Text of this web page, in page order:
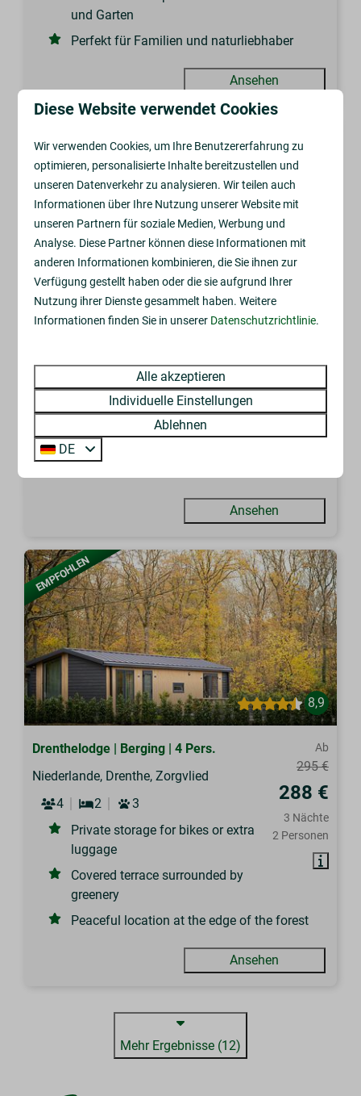
und Garten
Perfekt für Familien und naturliebhaber
Ansehen
EMPFOHLEN
Ab
3 Nächte
Safarilodge | 4 Pers.
2
Overdekte veranda midden in het
groen
Eigen badkamer in de tent
Ansehen
EMPFOHLEN
8,9
Ab
295 €
288 €
3 Nächte
2 Personen
Drenthelodge | Berging | 4 Pers.
Niederlande, Drenthe, Zorgvlied
4
2
3
Private storage for bikes or extra
luggage
Covered terrace surrounded by
greenery
Peaceful location at the edge of the forest
Ansehen
Mehr Ergebnisse (12)
Diese Website verwendet Cookies
Wir verwenden Cookies, um Ihre Benutzererfahrung zu
optimieren, personalisierte Inhalte bereitzustellen und
unseren Datenverkehr zu analysieren. Wir teilen auch
Informationen über Ihre Nutzung unserer Website mit
unseren Partnern für soziale Medien, Werbung und
Analyse. Diese Partner können diese Informationen mit
anderen Informationen kombinieren, die Sie ihnen zur
Verfügung gestellt haben oder die sie aufgrund Ihrer
Nutzung ihrer Dienste gesammelt haben. Weitere
Informationen finden Sie in unserer Datenschutzrichtlinie.
Alle akzeptieren
Individuelle Einstellungen
Ablehnen
DE